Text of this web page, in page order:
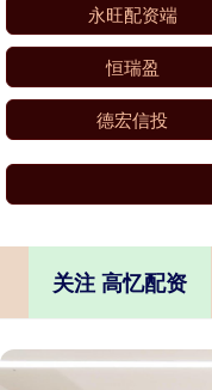
永旺配资端
恒瑞盈
德宏信投
关注 高忆配资